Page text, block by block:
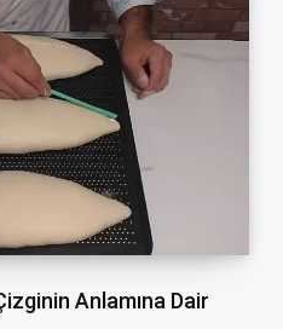
Anlamına Dair